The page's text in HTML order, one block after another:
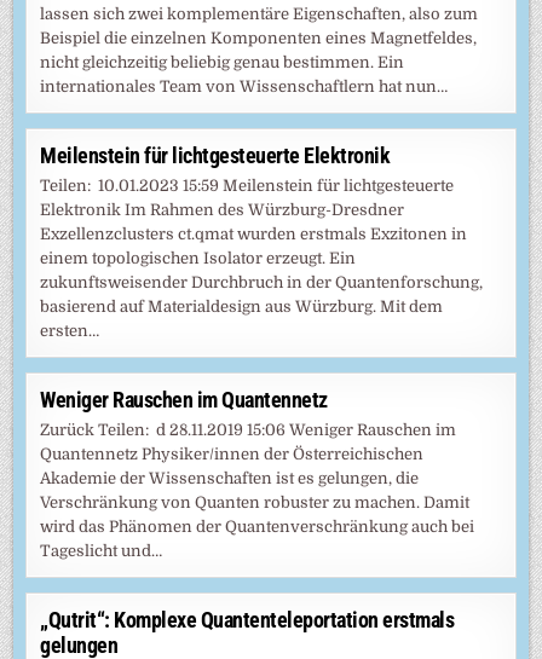
lassen sich zwei komplementäre Eigenschaften, also zum
Beispiel die einzelnen Komponenten eines Magnetfeldes,
nicht gleichzeitig beliebig genau bestimmen. Ein
internationales Team von Wissenschaftlern hat nun…
Meilenstein für lichtgesteuerte Elektronik
Teilen: 10.01.2023 15:59 Meilenstein für lichtgesteuerte
Elektronik Im Rahmen des Würzburg-Dresdner
Exzellenzclusters ct.qmat wurden erstmals Exzitonen in
einem topologischen Isolator erzeugt. Ein
zukunftsweisender Durchbruch in der Quantenforschung,
basierend auf Materialdesign aus Würzburg. Mit dem
ersten…
Weniger Rauschen im Quantennetz
Zurück Teilen: d 28.11.2019 15:06 Weniger Rauschen im
Quantennetz Physiker/innen der Österreichischen
Akademie der Wissenschaften ist es gelungen, die
Verschränkung von Quanten robuster zu machen. Damit
wird das Phänomen der Quantenverschränkung auch bei
Tageslicht und…
„Qutrit“: Komplexe Quantenteleportation erstmals
gelungen